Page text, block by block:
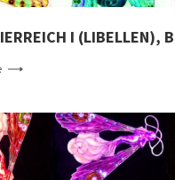
I (LIBELLEN),